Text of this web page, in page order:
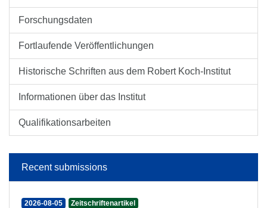
Forschungsdaten
Fortlaufende Veröffentlichungen
Historische Schriften aus dem Robert Koch-Institut
Informationen über das Institut
Qualifikationsarbeiten
Recent submissions
2026-08-05 Zeitschriftenartikel